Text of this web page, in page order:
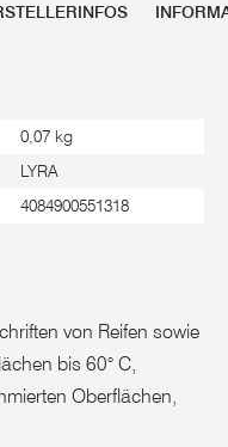
0,07 kg
LYRA
4084900551318
von Reifen sowie
bis 60° C,
Oberflächen,